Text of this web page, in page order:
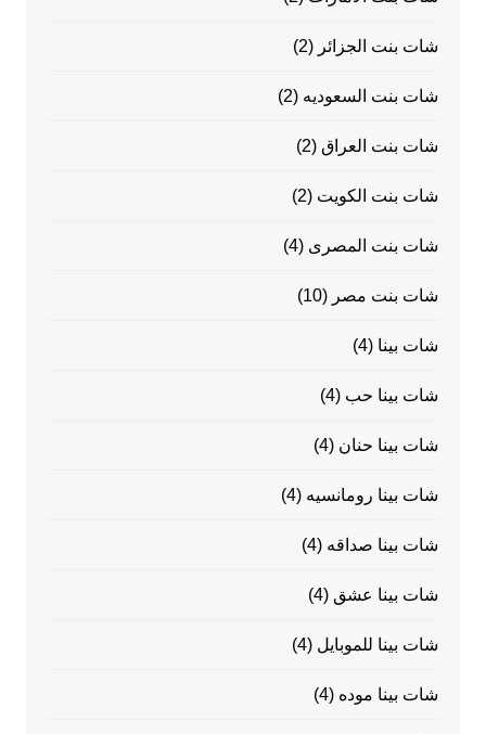
شات بنت الجزائر (2)
شات بنت السعوديه (2)
شات بنت العراق (2)
شات بنت الكويت (2)
شات بنت المصرى (4)
شات بنت مصر (10)
شات بينا (4)
شات بينا حب (4)
شات بينا حنان (4)
شات بينا رومانسيه (4)
شات بينا صداقه (4)
شات بينا عشق (4)
شات بينا للموبايل (4)
شات بينا موده (4)